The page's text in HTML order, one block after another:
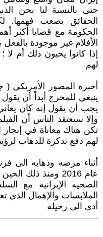
حتى بالنسبة لنا نحن
الحقائق يصعب فهمها.
الحكومة مع قضايا أكثر
الأفلام غير موجودة بالفعل
إذا كانوا يحبون ذلك أم
لهم
ينبغي للمخرج أبداً أن
يجب أن يقول إنه كان
وإلا سيعتقد الناس أن
تكن هناك معاناة في إنجاز
لهم دفع تذكرة للذهاب
أثناء مرضه وذهابه الى
عام 2016 ومنذ
الصحيه الإيرانيه مع
الملابسات والإهمال الذي
أدى الى رحيله